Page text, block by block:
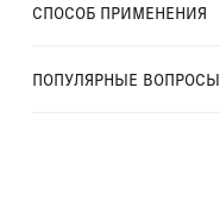
СПОСОБ ПРИМЕНЕНИЯ
ПОПУЛЯРНЫЕ ВОПРОСЫ